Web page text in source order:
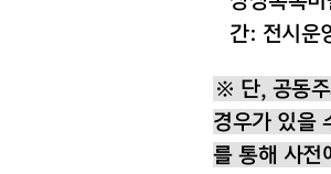
간: 전시운
※ 단, 공동주
경우가 있을
를 통해 사전